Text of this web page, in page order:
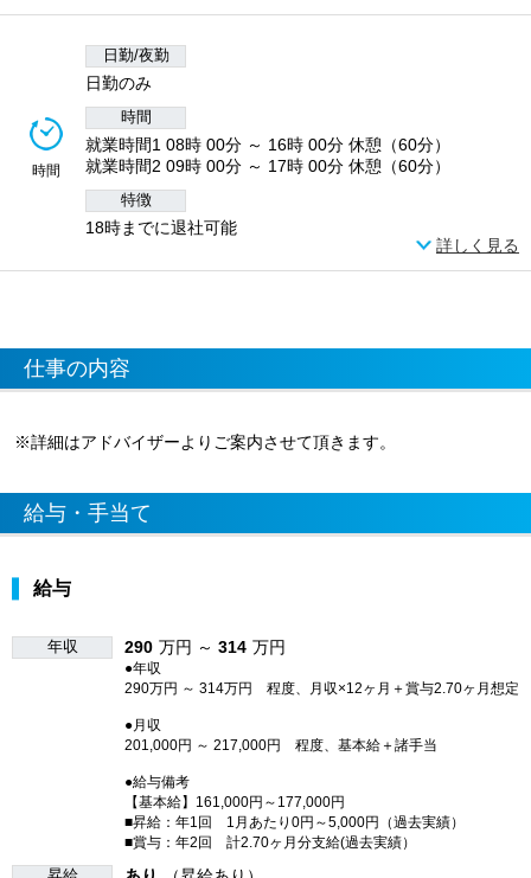
時間
日勤/夜勤
日勤のみ
時間
就業時間1 08時 00分 ～ 16時 00分 休憩（60分）
就業時間2 09時 00分 ～ 17時 00分 休憩（60分）
特徴
18時までに退社可能
詳しく見る
仕事の内容
※詳細はアドバイザーよりご案内させて頂きます。
給与・手当て
給与
年収 290 万円 ～ 314 万円
●年収
290万円 ～ 314万円 程度、月収×12ヶ月＋賞与2.70ヶ月想定
●月収
201,000円 ～ 217,000円 程度、基本給＋諸手当
●給与備考
【基本給】161,000円～177,000円
■昇給：年1回 1月あたり0円～5,000円（過去実績）
■賞与：年2回 計2.70ヶ月分支給(過去実績）